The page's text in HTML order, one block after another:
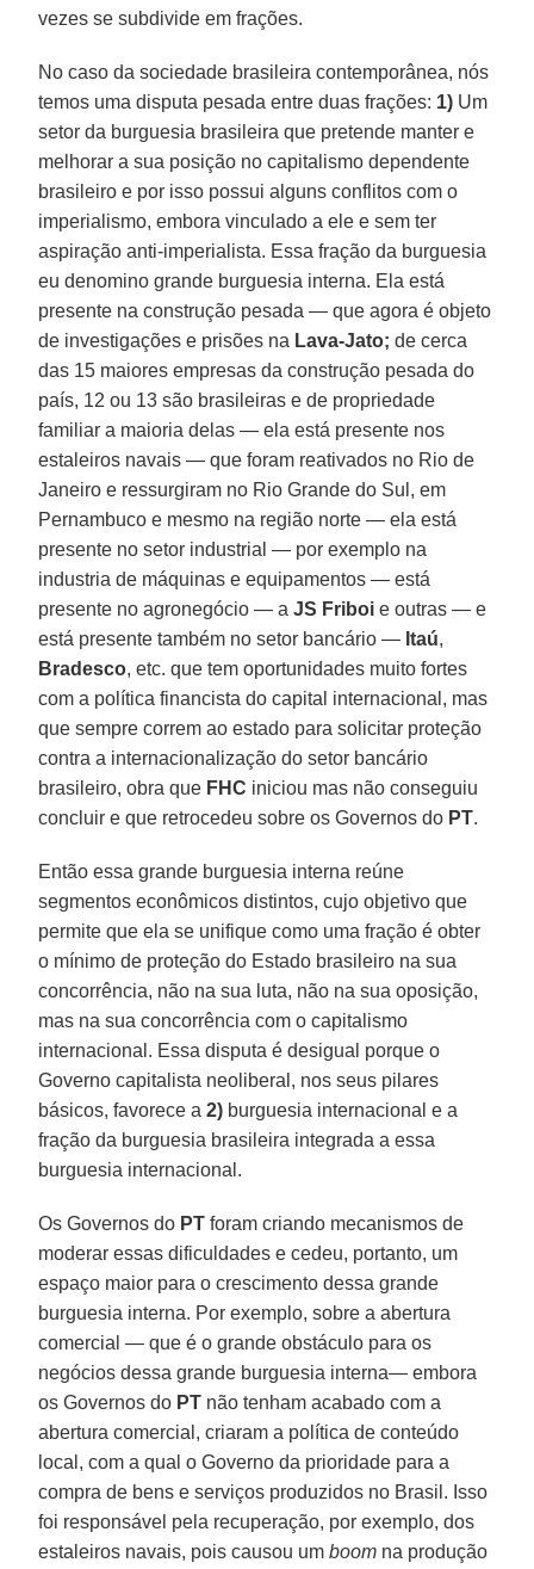
vezes se subdivide em frações.
No caso da sociedade brasileira contemporânea, nós
temos uma disputa pesada entre duas frações: 1) Um
setor da burguesia brasileira que pretende manter e
melhorar a sua posição no capitalismo dependente
brasileiro e por isso possui alguns conflitos com o
imperialismo, embora vinculado a ele e sem ter
aspiração anti-imperialista. Essa fração da burguesia
eu denomino grande burguesia interna. Ela está
presente na construção pesada — que agora é objeto
de investigações e prisões na Lava-Jato; de cerca
das 15 maiores empresas da construção pesada do
país, 12 ou 13 são brasileiras e de propriedade
familiar a maioria delas — ela está presente nos
estaleiros navais — que foram reativados no Rio de
Janeiro e ressurgiram no Rio Grande do Sul, em
Pernambuco e mesmo na região norte — ela está
presente no setor industrial — por exemplo na
industria de máquinas e equipamentos — está
presente no agronegócio — a JS Friboi e outras — e
está presente também no setor bancário — Itaú,
Bradesco, etc. que tem oportunidades muito fortes
com a política financista do capital internacional, mas
que sempre correm ao estado para solicitar proteção
contra a internacionalização do setor bancário
brasileiro, obra que FHC iniciou mas não conseguiu
concluir e que retrocedeu sobre os Governos do PT.
Então essa grande burguesia interna reúne
segmentos econômicos distintos, cujo objetivo que
permite que ela se unifique como uma fração é obter
o mínimo de proteção do Estado brasileiro na sua
concorrência, não na sua luta, não na sua oposição,
mas na sua concorrência com o capitalismo
internacional. Essa disputa é desigual porque o
Governo capitalista neoliberal, nos seus pilares
básicos, favorece a2) burguesia internacional e a
fração da burguesia brasileira integrada a essa
burguesia internacional.
Os Governos do PT foram criando mecanismos de
moderar essas dificuldades e cedeu, portanto, um
espaço maior para o crescimento dessa grande
burguesia interna. Por exemplo, sobre a abertura
comercial — que é o grande obstáculo para os
negócios dessa grande burguesia interna— embora
os Governos do PT não tenham acabado com a
abertura comercial, criaram a política de conteúdo
local, com a qual o Governo da prioridade para a
compra de bens e serviços produzidos no Brasil. Isso
foi responsável pela recuperação, por exemplo, dos
estaleiros navais, pois causou umboom na produção